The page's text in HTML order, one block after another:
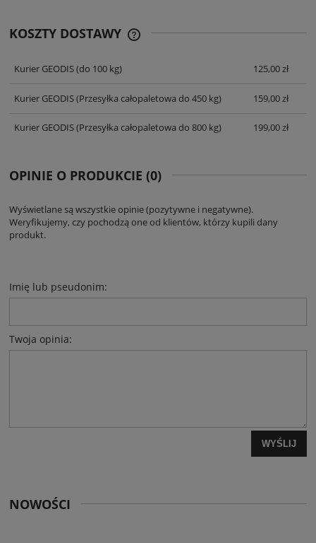
KOSZTY DOSTAWY
Kurier GEODIS(do 100 kg) 125,00 zł
Kurier GEODIS(Przesyłka całopaletowa do 450 kg) 159,00 zł
Kurier GEODIS(Przesyłka całopaletowa do 800 kg) 199,00 zł
OPINIE O PRODUKCIE (0)
Wyświetlane są wszystkie opinie (pozytywne i negatywne).
Weryfikujemy, czy pochodzą one od klientów, którzy kupili dany
produkt.
Imię lub pseudonim:
Twoja opinia:
WYŚLIJ
NOWOŚCI